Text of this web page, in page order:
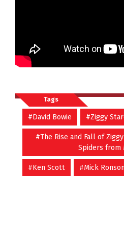
Tags
#David Bowie #Ziggy
#The Rise and Fall of
Spiders from
#Ken Scott #Mick